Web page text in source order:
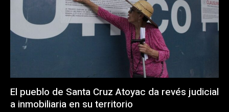
El pueblo de Santa Cruz Atoyac da revés judicial
a inmobiliaria en su territorio